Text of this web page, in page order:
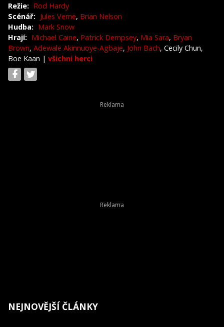
Režie: Rod Hardy
Scénář: Jules Verne, Brian Nelson
Hudba: Mark Snow
Hrají: Michael Caine, Patrick Dempsey, Mia Sara, Bryan
Brown, Adewale Akinnuoye-Agbaje, John Bach, Cecily Chun,
Boe Kaan | všichni herci
NEJNOVĚJŠÍ ČLÁNKY